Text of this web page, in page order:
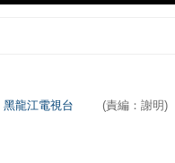
黑龍江電視台 (責編：謝明)